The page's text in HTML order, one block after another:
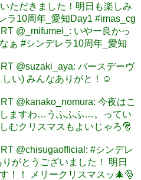
ただきました！明日も楽しみ
ラ10周年_愛知Day1 #imas_cg
RT @_mifumei_: いやー良かっ
ぁ #シンデレラ10周年_愛知
RT @suzaki_aya: バースデーヴ
しい) みんなありがと！☺️
RT @kanako_nomura: 今夜はこ
ますわ…うふふふ…。ってい
むクリスマスもよいじゃろ🎅
RT @chisugaofficial: #シンデレ
がとうございました！ 明日
！！ メリークリスマスッ🎄🎅